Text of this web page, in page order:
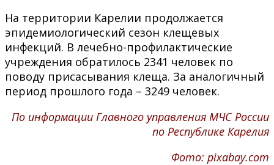
На территории Карелии продолжается
эпидемиологический сезон клещевых
инфекций. В лечебно-профилактические
учреждения обратилось 2341 человек по
поводу присасывания клеща. За аналогичный
период прошлого года – 3249 человек.
По информации Главного управления МЧС России
по Республике Карелия
Фото: pixabay.com